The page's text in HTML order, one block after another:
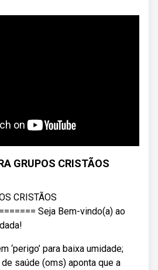
GRUPOS CRISTÃOS
CRISTÃOS
Seja Bem-vindo(a) ao
‘perigo’ para baixa umidade;
saúde (oms) aponta que a